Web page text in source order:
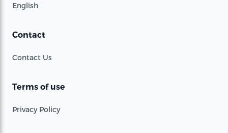
English
Contact
Contact Us
Terms of use
Privacy Policy